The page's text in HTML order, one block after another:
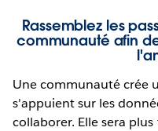
Rassemblez les
communauté afin
Une communauté crée
s'appuient sur les
collaborer. Elle sera